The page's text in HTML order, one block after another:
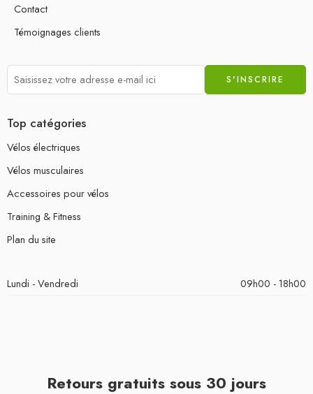
Contact
Témoignages clients
Top catégories
Vélos électriques
Vélos musculaires
Accessoires pour vélos
Training & Fitness
Plan du site
Lundi - Vendredi 09h00 - 18h00
Retours gratuits sous 30 jours